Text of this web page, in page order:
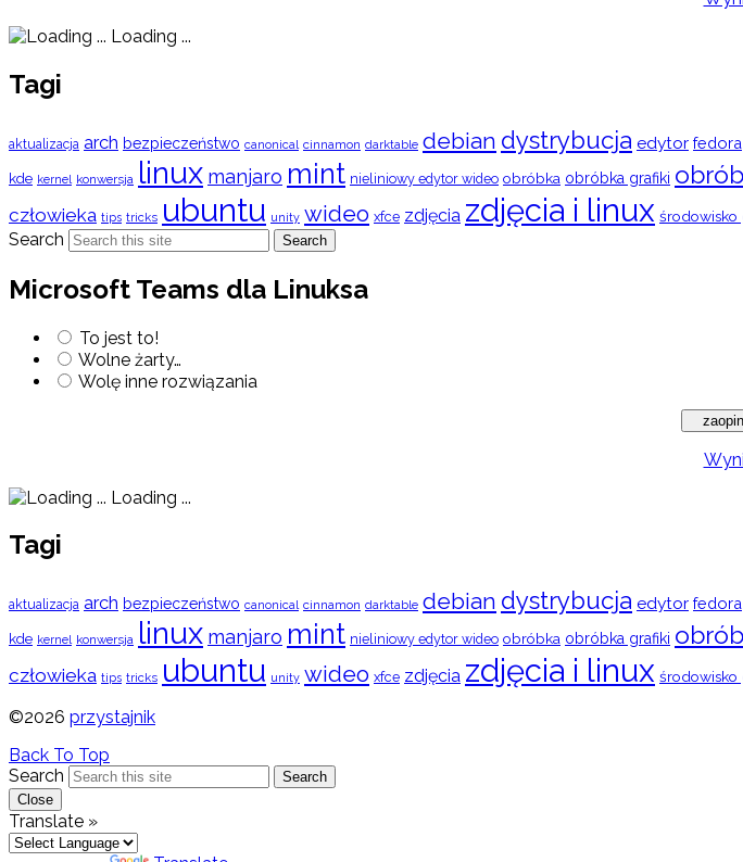
Loading ...
Tagi
aktualizacja arch bezpieczeństwo canonical cinnamon darktable debian dystrybucja edytor fedora
kde kernel konwersja linux manjaro mint nieliniowy edytor wideo obróbka obróbka grafiki
człowieka tips tricks ubuntu unity wideo xfce zdjęcia zdjęcia i linux środowisko
Search Search
Microsoft Teams dla Linuksa
To jest to!
Wolne żarty…
Wolę inne rozwiązania
Loading ...
Tagi
aktualizacja arch bezpieczeństwo canonical cinnamon darktable debian dystrybucja edytor fedora
kde kernel konwersja linux manjaro mint nieliniowy edytor wideo obróbka obróbka grafiki
człowieka tips tricks ubuntu unity wideo xfce zdjęcia zdjęcia i linux środowisko
©2026 przystajnik
Back To Top
Search
Search
Close
Translate »